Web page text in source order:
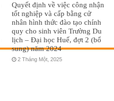
Quyết định về việc công nhận
tốt nghiệp và cấp bằng cử
nhân hình thức đào tạo chính
quy cho sinh viên Trường Du
lịch – Đại học Huế, đợt 2 (bổ
sung) năm 2024
2 Tháng Một, 2025